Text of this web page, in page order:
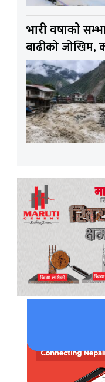
भारी वर्षाको
बाढीको जोखिम,